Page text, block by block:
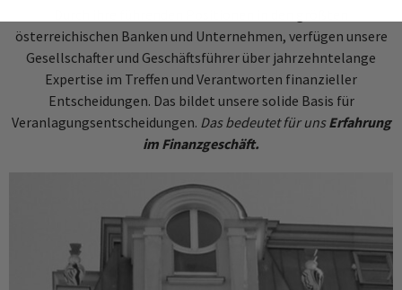
österreichischen Banken und Unternehmen, verfügen unsere
Gesellschafter und Geschäftsführer über jahrzehntelange
Expertise im Treffen und Verantworten finanzieller
Entscheidungen. Das bildet unsere solide Basis für
Veranlagungsentscheidungen. Das bedeutet für unsErfahrung
im Finanzgeschäft.